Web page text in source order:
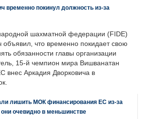
временно покинул должность из-за
шахматной федерации (FIDE)
объявил, что временно покидает свою
обязанности главы организации
15-й чемпион мира Вишванатан
внес Аркадия Дворковича в
лишить МОК финансирования ЕС из-за
очевидно в меньшинстве